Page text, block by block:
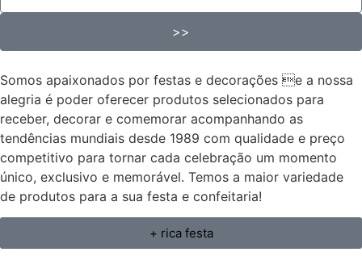
>>
Somos apaixonados por festas e decorações e a nossa
alegria é poder oferecer produtos selecionados para
receber, decorar e comemorar acompanhando as
tendências mundiais desde 1989 com qualidade e preço
competitivo para tornar cada celebração um momento
único, exclusivo e memorável. Temos a maior variedade
de produtos para a sua festa e confeitaria!
+ rica festa